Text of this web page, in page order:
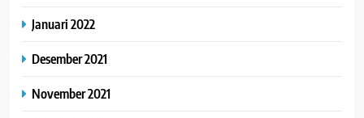
Januari 2022
Desember 2021
November 2021